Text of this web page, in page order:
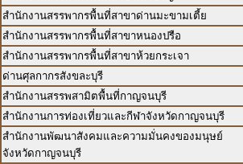
สำนักงานสรรพากรพื้นที่สาขาด่านมะขามเตี้ย
สำนักงานสรรพากรพื้นที่สาขาหนองปรือ
สำนักงานสรรพากรพื้นที่สาขาห้วยกระเจา
ด่านศุลกากรสังขละบุรี
สำนักงานสรรพสามิตพื้นที่กาญจนบุรี
สำนักงานการท่องเที่ยวและกีฬาจังหวัดกาญจนบุรี
สำนักงานพัฒนาสังคมและความมั่นคงของมนุษย์
จังหวัดกาญจนบุรี